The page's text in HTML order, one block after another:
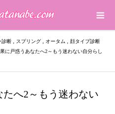
診断 スプリング オータム
顔タイプ診断
に戸惑うあなたへ2～もう迷わない自分らし
へ2～もう迷わない